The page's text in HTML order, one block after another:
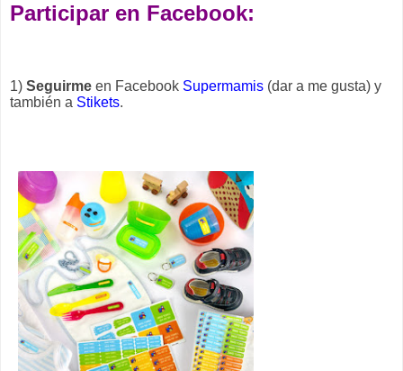
Participar en Facebook:
1) Seguirme en Facebook Supermamis (dar a me gusta) y
también a Stikets.